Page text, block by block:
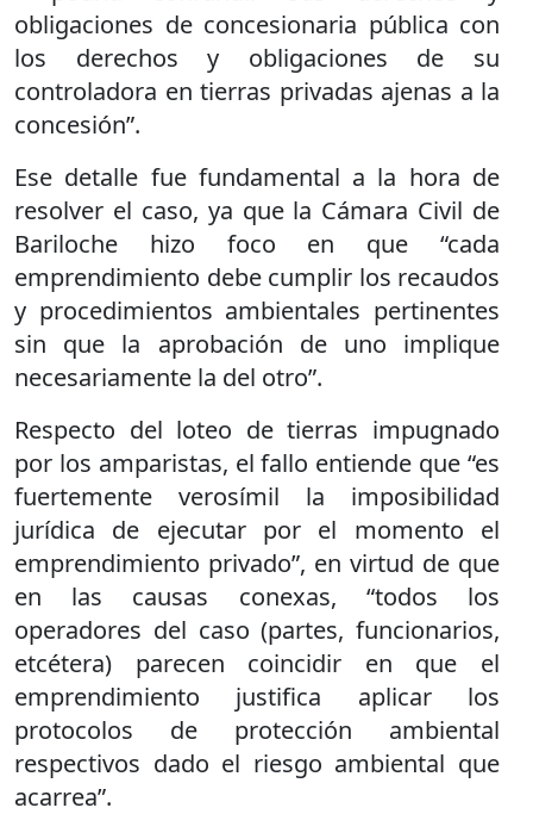
obligaciones de concesionaria pública con
los derechos y obligaciones de su
controladora en tierras privadas ajenas a la
concesión”.
Ese detalle fue fundamental a la hora de
resolver el caso, ya que la Cámara Civil de
Bariloche hizo foco en que “cada
emprendimiento debe cumplir los recaudos
y procedimientos ambientales pertinentes
sin que la aprobación de uno implique
necesariamente la del otro”.
Respecto del loteo de tierras impugnado
por los amparistas, el fallo entiende que “es
fuertemente verosímil la imposibilidad
jurídica de ejecutar por el momento el
emprendimiento privado”, en virtud de que
en las causas conexas, “todos los
operadores del caso (partes, funcionarios,
etcétera) parecen coincidir en que el
emprendimiento justifica aplicar los
protocolos de protección ambiental
respectivos dado el riesgo ambiental que
acarrea”.